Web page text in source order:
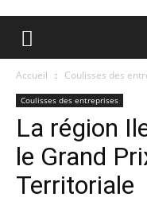
Accueil Coulisses des
Coulisses des entreprises
La région
le Grand
Territoriale